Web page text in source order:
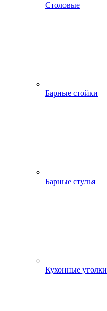
Столовые
Барные стойки
Барные стулья
Кухонные уголки